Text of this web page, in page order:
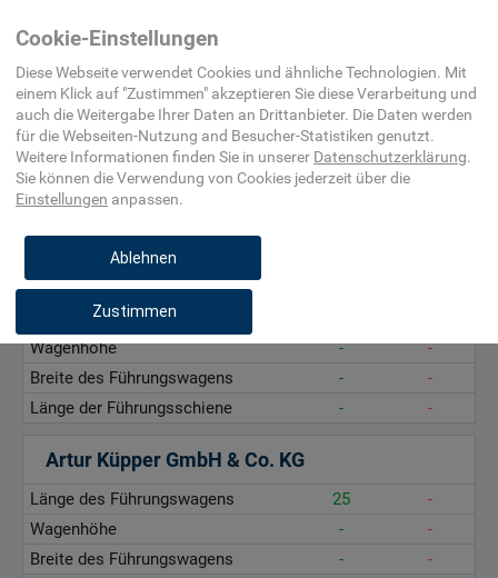
Befestigungsmittel,
Beschlag
spezifiziert)
Länge des Führungswagens, mm
Wagenhöhe, mm
Breite des Führungswagens, mm
a+s vertriebs gmbh
Länge des Führungswagens
Wagenhöhe
-
-
Breite des Führungswagens
-
-
Länge der Führungsschiene
- -
Artur Küpper GmbH & Co. KG
Länge des Führungswagens 25
-
Wagenhöhe
-
-
Breite des Führungswagens
-
-
Cookie-Einstellungen
Diese Webseite verwendet Cookies und ähnliche Technologien. Mit
einem Klick auf "Zustimmen" akzeptieren Sie diese Verarbeitung und
auch die Weitergabe Ihrer Daten an Drittanbieter. Die Daten werden
für dieWebseiten-Nutzung and Besucher-Statistiken genutzt.
Weitere Informationen finden Sie in unserer Datenschutzerklärung.
Sie können die Verwendung von Cookies jederzeit über die
Einstellungen anpassen.
Ablehnen
Zustimmen